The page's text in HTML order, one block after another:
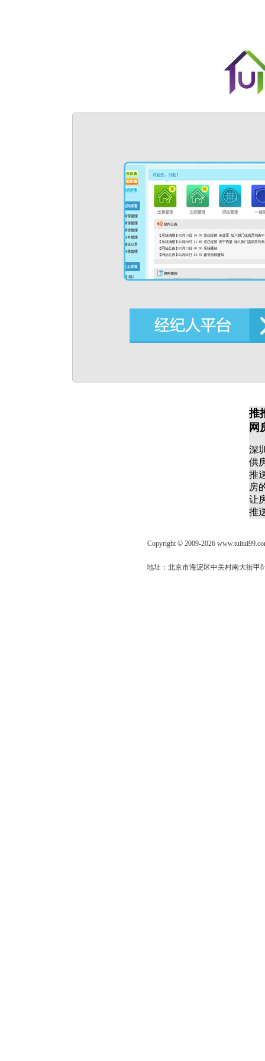
推
网
深
供
推
房
让
推
Copyright © 2009-2026
地址：北京市海淀区中关村南大街甲